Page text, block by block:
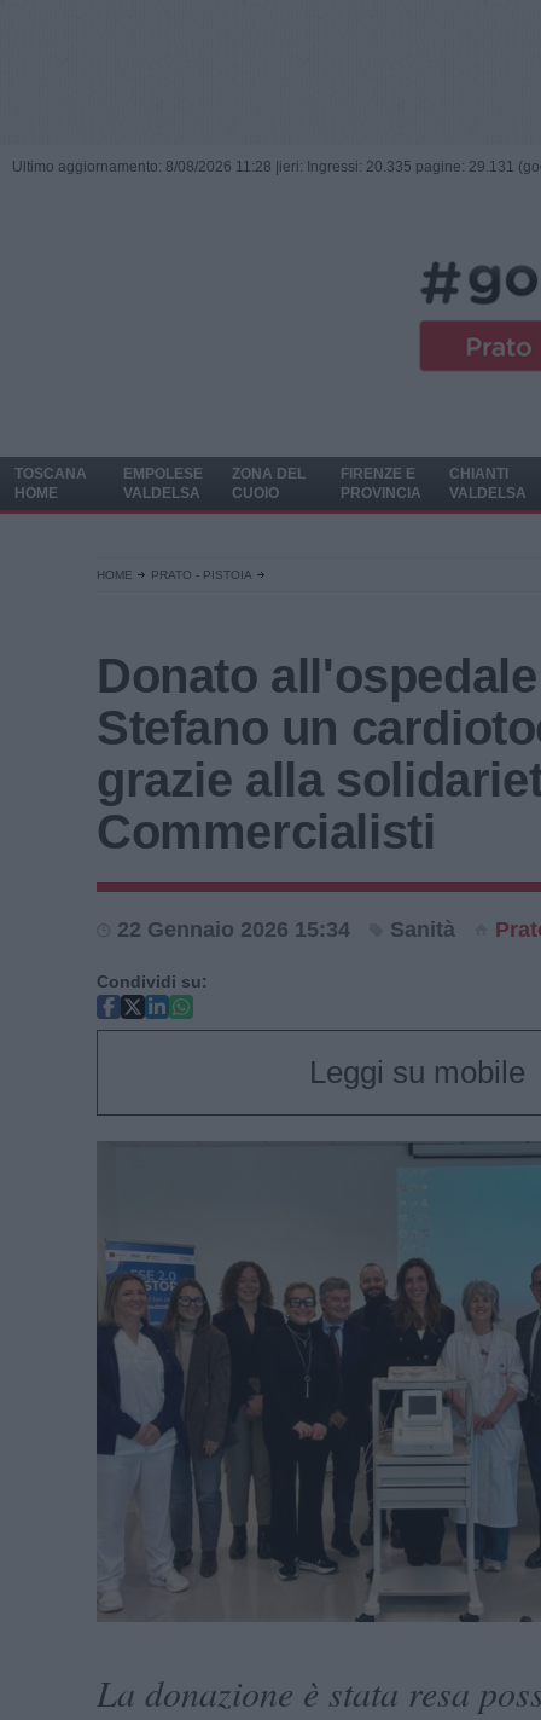
Ultimo aggiornamento: 8/08/2026 11:28 | ieri: Ingressi: 20.335 pagine: 29.131
TOSCANA
HOME
EMPOLESE
VALDELSA
ZONA DEL
CUOIO
FIRENZE E
PROVINCIA
CHIANTI
VALDELSA
HOME PRATO - PISTOIA
Donato
Stefano un
grazie alla
Commercialisti
22 Gennaio 2026 15:34 Sanità
Condividi su:
Leggi su mobile
La donazione è stata resa